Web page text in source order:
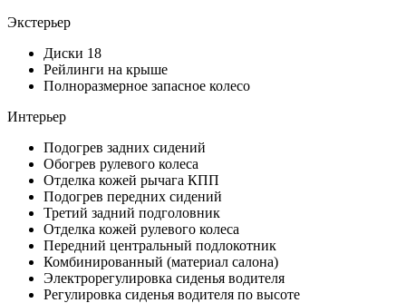
Экстерьер
Диски 18
Рейлинги на крыше
Полноразмерное запасное колесо
Интерьер
Подогрев задних сидений
Обогрев рулевого колеса
Отделка кожей рычага КПП
Подогрев передних сидений
Третий задний подголовник
Отделка кожей рулевого колеса
Передний центральный подлокотник
Комбинированный (материал салона)
Электрорегулировка сиденья водителя
Регулировка сиденья водителя по высоте